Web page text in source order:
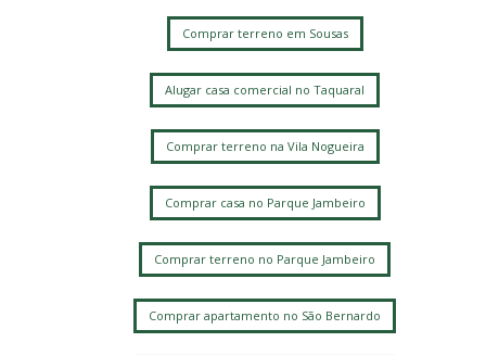
Comprar terreno em Sousas
Alugar casa comercial no Taquaral
Comprar terreno na Vila Nogueira
Comprar casa no Parque Jambeiro
Comprar terreno no Parque Jambeiro
Comprar apartamento no São Bernardo